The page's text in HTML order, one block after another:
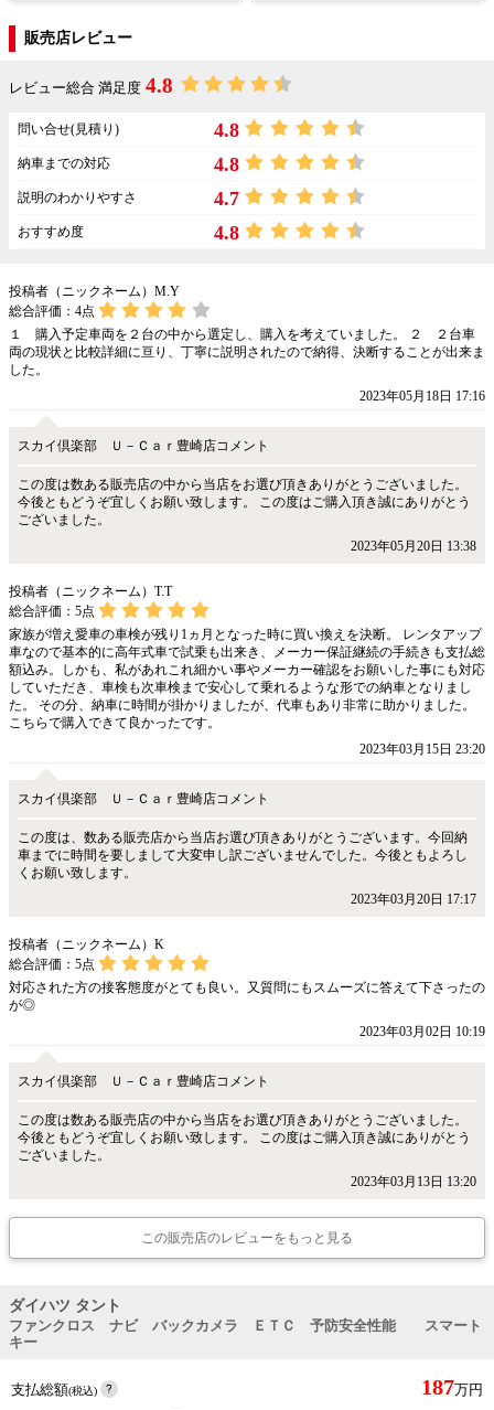
販売店レビュー
レビュー総合 満足度 4.8
問い合せ(見積り) 4.8
納車までの対応 4.8
説明のわかりやすさ 4.7
おすすめ度 4.8
投稿者（ニックネーム）M.Y
総合評価： 4点
１ 購入予定車両を２台の中から選定し、購入を考えていました。 ２ ２台車
両の現状と比較詳細に亘り、丁寧に説明されたので納得、決断することが出来ま
した。
2023年05月18日 17:16
スカイ倶楽部 Ｕ－Ｃａｒ豊崎店コメント
この度は数ある販売店の中から当店をお選び頂きありがとうございました。
今後ともどうぞ宜しくお願い致します。 この度はご購入頂き誠にありがとう
ございました。
2023年05月20日 13:38
投稿者（ニックネーム）T.T
総合評価： 5点
家族が増え愛車の車検が残り1ヵ月となった時に買い換えを決断。 レンタアップ
車なので基本的に高年式車で試乗も出来き、メーカー保証継続の手続きも支払総
額込み。しかも、私があれこれ細かい事やメーカー確認をお願いした事にも対応
していただき、車検も次車検まで安心して乗れるような形での納車となりまし
た。 その分、納車に時間が掛かりましたが、代車もあり非常に助かりました。
こちらで購入できて良かったです。
2023年03月15日 23:20
スカイ倶楽部 Ｕ－Ｃａｒ豊崎店コメント
この度は、数ある販売店から当店お選び頂きありがとうございます。今回納
車までに時間を要しまして大変申し訳ございませんでした。今後ともよろし
くお願い致します。
2023年03月20日 17:17
投稿者（ニックネーム）K
総合評価： 5点
対応された方の接客態度がとても良い。又質問にもスムーズに答えて下さったの
が◎
2023年03月02日 10:19
スカイ倶楽部 Ｕ－Ｃａｒ豊崎店コメント
この度は数ある販売店の中から当店をお選び頂きありがとうございました。
今後ともどうぞ宜しくお願い致します。 この度はご購入頂き誠にありがとう
ございました。
2023年03月13日 13:20
この販売店のレビューをもっと見る
ダイハツ タント
ファンクロス ナビ バックカメラ ＥＴＣ 予防安全性能 スマート
キー
支払総額(税込) 187万円